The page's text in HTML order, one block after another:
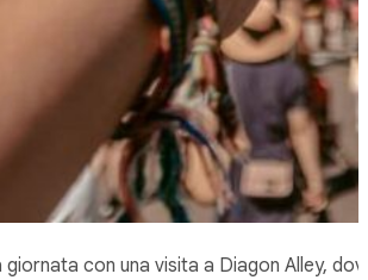
con una visita a Diagon Alley,